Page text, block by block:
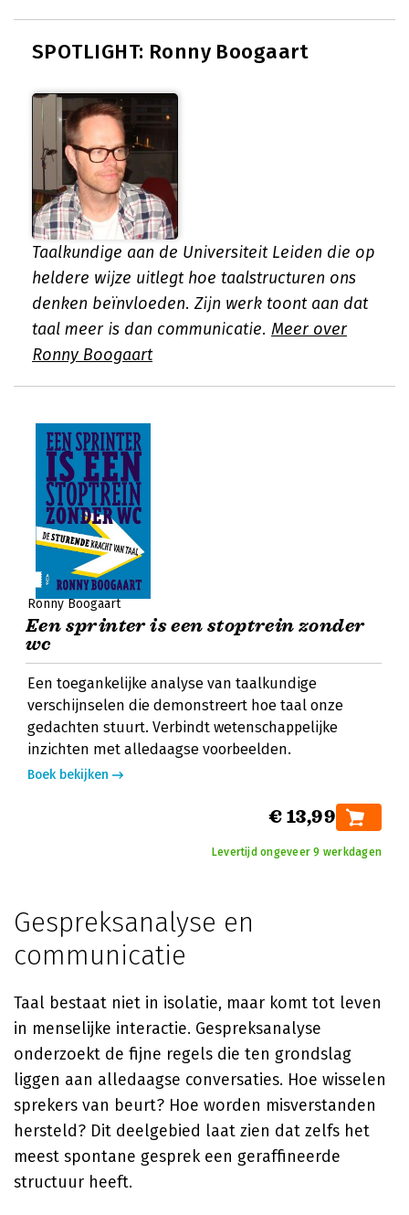
SPOTLIGHT: Ronny Boogaart
Taalkundige aan de Universiteit Leiden die op
heldere wijze uitlegt hoe taalstructuren ons
denken beïnvloeden. Zijn werk toont aan dat
taal meer is dan communicatie. Meer over
Ronny Boogaart
Ronny Boogaart
Een sprinter is een stoptrein zonder
wc
Een toegankelijke analyse van taalkundige
verschijnselen die demonstreert hoe taal onze
gedachten stuurt. Verbindt wetenschappelijke
inzichten met alledaagse voorbeelden.
Boek bekijken
€ 13,99
Levertijd ongeveer 9 werkdagen
Gespreksanalyse en
communicatie
Taal bestaat niet in isolatie, maar komt tot leven
in menselijke interactie. Gespreksanalyse
onderzoekt de fijne regels die ten grondslag
liggen aan alledaagse conversaties. Hoe wisselen
sprekers van beurt? Hoe worden misverstanden
hersteld? Dit deelgebied laat zien dat zelfs het
meest spontane gesprek een geraffineerde
structuur heeft.